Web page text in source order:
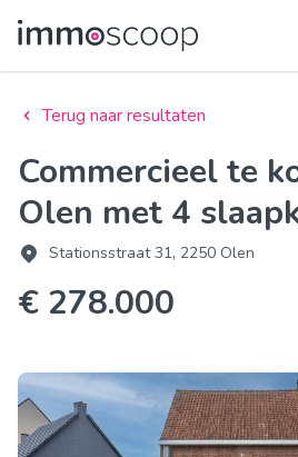
Terug naar resultaten
Commercieel te koop in
Olen met 4
Stationsstraat 31, 2250 Olen
€ 278.000